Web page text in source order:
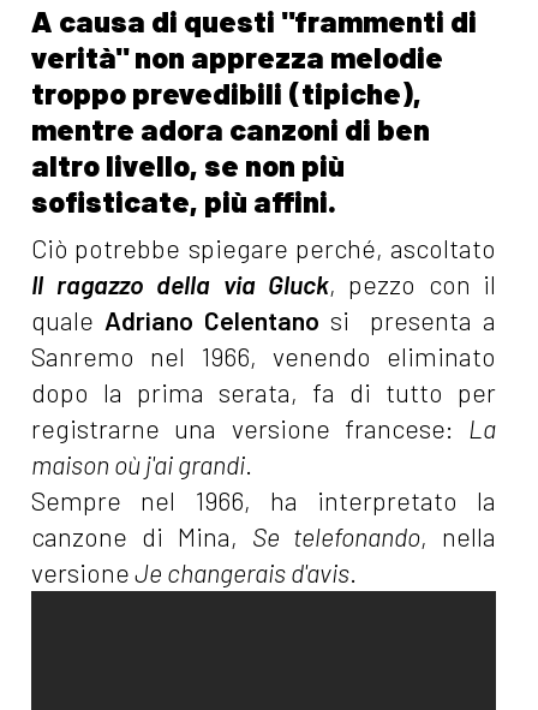
A causa di questi "frammenti di
verità" non apprezza melodie
troppo prevedibili (tipiche),
mentre adora canzoni di ben
altro livello, se non più
sofisticate, più affini.
Ciò potrebbe spiegare perché, ascoltato
Il ragazzo della via Gluck, pezzo con il
quale Adriano Celentano si presenta a
Sanremo nel 1966, venendo eliminato
dopo la prima serata, fa di tutto per
registrarne una versione francese: La
maison où j'ai grandi
Sempre nel 1966, ha interpretato la
canzone di Mina, Se telefonando, nella
versioneJe changerais d'avis